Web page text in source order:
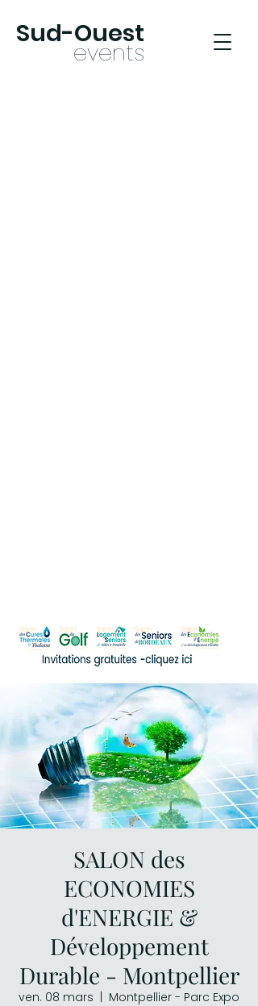
events
Sud-Ouest
SALON des
ECONOMIES
d'ENERGIE &
Développement
Durable - Montpellier
ven. 08 mars
Montpellier - Parc Expo